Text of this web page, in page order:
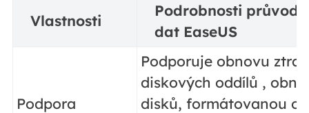
Vlastnosti
Podrobnosti
dat EaseUS
Podpora
Podporuje obnovu
diskových oddílů ,
disků, formátovanou